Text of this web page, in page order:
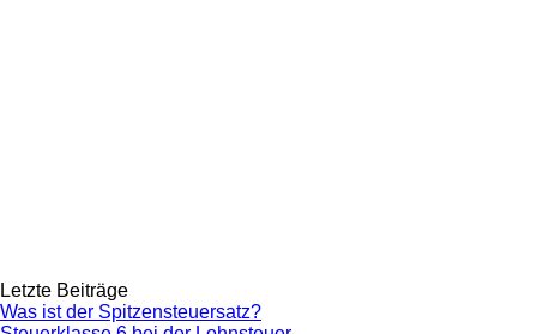
Letzte Beiträge
Was ist der Spitzensteuersatz?